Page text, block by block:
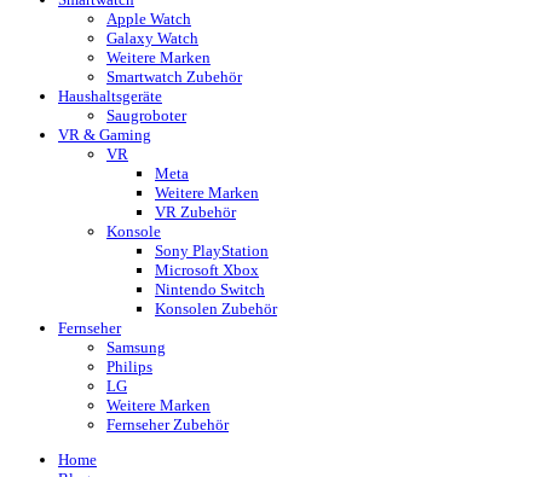
Apple Watch
Galaxy Watch
Weitere Marken
Smartwatch Zubehör
Haushaltsgeräte
Saugroboter
VR & Gaming
VR
Meta
Weitere Marken
VR Zubehör
Konsole
Sony PlayStation
Microsoft Xbox
Nintendo Switch
Konsolen Zubehör
Fernseher
Samsung
Philips
LG
Weitere Marken
Fernseher Zubehör
Home